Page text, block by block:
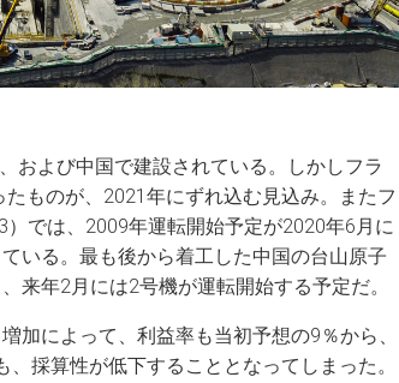
および中国で建設されている。しかしフラ
ものが、2021年にずれ込む見込み。またフ
では、2009年運転開始予定が2020年6月に
いる。最も後から着工した中国の台山原子
来年2月には2号機が運転開始する予定だ。
加によって、利益率も当初予想の9％から、
採算性が低下することとなってしまった。